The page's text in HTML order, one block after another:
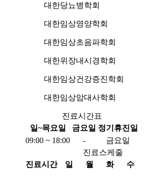
대한당뇨병학회
대한임상영양학회
대한임상초음파학회
대한위장내시경학회
대한임상건강증진학회
대한임상암대사학회
진료시간표
일~목요일
금요일 정기휴진일
09:00 ~ 18:00
-
금요일
진료스케줄
진료시간
일 월 화 수